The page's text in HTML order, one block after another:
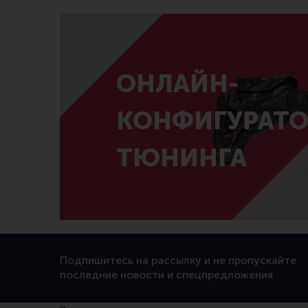
ОНЛАЙН-
ТЮНИНГА
Подпишитесь на рассылку и не пропускайте
последние новости и спецпредложения